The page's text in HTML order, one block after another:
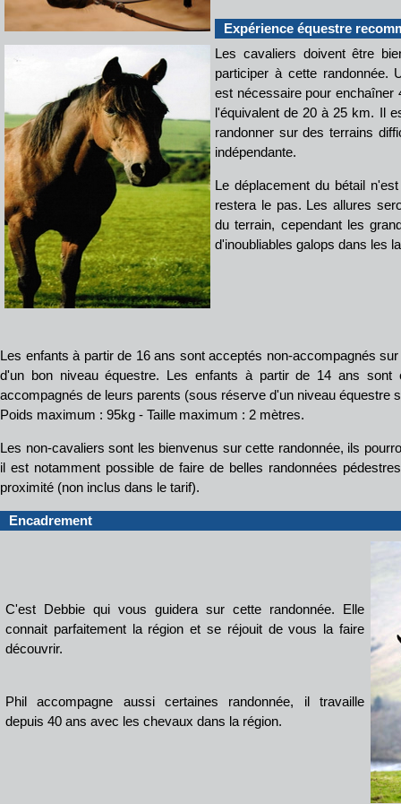
Expérience équestre
Les cavaliers doivent être
participer à cette randonnée.
est nécessaire pour enchaîner
l'équivalent de 20 à 25 km. Il
randonner sur des terrains
indépendante.
Le déplacement du bétail
restera le pas. Les allures
du terrain, cependant les
d'inoubliables galops dans les
Les enfants à partir de 16 ans sont acceptés non-accompagnés
d'un bon niveau équestre. Les enfants à partir de 14 ans sont
accompagnés de leurs parents (sous réserve d'un niveau équestre
Poids maximum : 95kg - Taille maximum : 2 mètres.
Les non-cavaliers sont les bienvenus sur cette randonnée, ils
il est notamment possible de faire de belles randonnées
proximité (non inclus dans le tarif).
Encadrement
C'est Debbie qui vous guidera sur cette randonnée. Elle
connait parfaitement la région et se réjouit de vous la faire
découvrir.
Phil accompagne aussi certaines randonnée, il travaille
depuis 40 ans avec les chevaux dans la région.